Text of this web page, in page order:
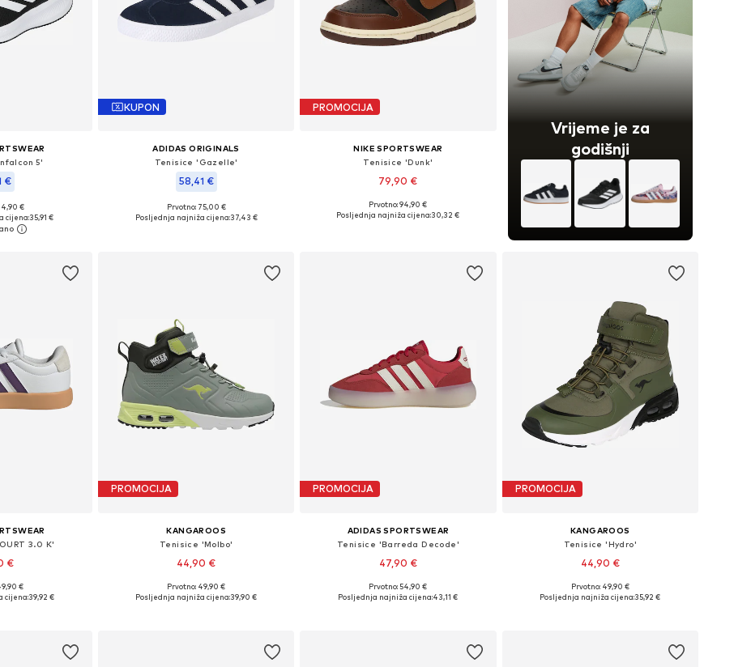
5'
€
+3
veličina
€
cijena:35,91 €
KUPON
ADIDAS ORIGINALS
Tenisice 'Gazelle'
58,41 €
+ 9
Dostupno u više veličina
Prvotno: 75,00 €
Posljednja najniža cijena:37,43 €
PROMOCIJA
NIKE SPORTSWEAR
Tenisice 'Dunk'
79,90 €
Dostupne veličine: 36, 36,5, 37,5, 38, 38,5, 39
Prvotno: 94,90 €
Posljednja najniža cijena:30,32 €
Vrijeme je za
godišnji
3.0 K'
€
+ 4
veličina
€
cijena:39,92 €
PROMOCIJA
KANGAROOS
Tenisice 'Molbo'
44,90 €
Dostupno u više veličina
Prvotno: 49,90 €
Posljednja najniža cijena:39,90 €
PROMOCIJA
ADIDAS SPORTSWEAR
Tenisice 'Barreda Decode'
47,90 €
+ 1
Dostupno u više veličina
Prvotno: 54,90 €
Posljednja najniža cijena:43,11 €
PROMOCIJA
KANGAROOS
Tenisice 'Hydro'
44,90 €
Dostupno u više veličina
Prvotno: 49,90 €
Posljednja najniža cijena:35,92 €